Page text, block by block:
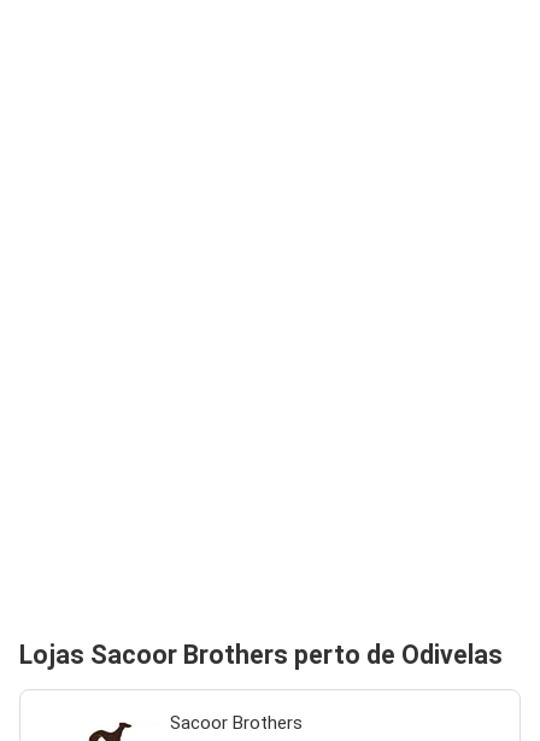
Lojas Sacoor Brothers perto de Odivelas
Sacoor Brothers